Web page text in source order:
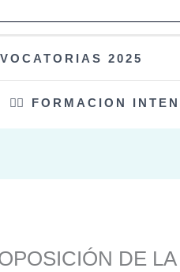
2025
👮‍♀️ FORMACION
DE